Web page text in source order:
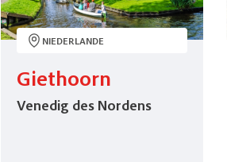
Keine Reisen auf der Merkliste
NIEDERLANDE
Giethoorn
Venedig des Nordens